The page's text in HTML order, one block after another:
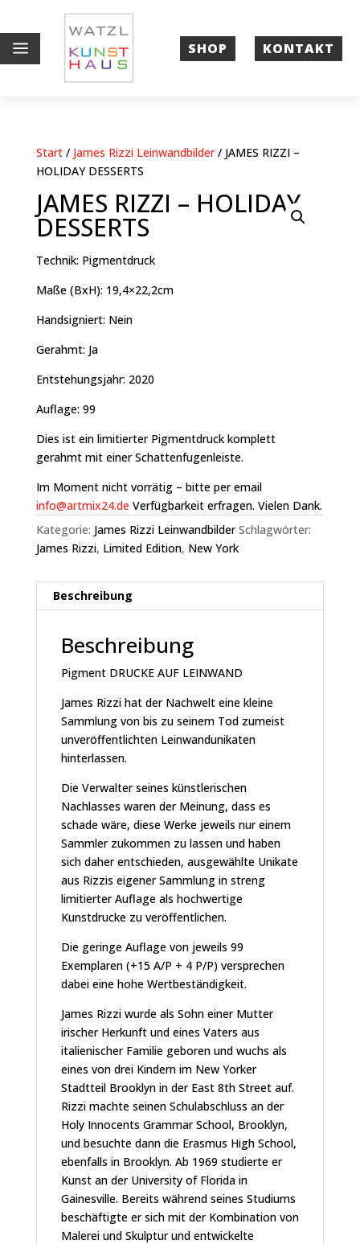
a SHOP KONTAKT
Start/ James Rizzi Leinwandbilder/ JAMES RIZZI –
HOLIDAY DESSERTS
JAMES RIZZI – HOLIDAY
DESSERTS
Technik: Pigmentdruck
Maße (BxH): 19,4×22,2cm
Handsigniert: Nein
Gerahmt: Ja
Entstehungsjahr: 2020
Auflage: 99
Dies ist ein limitierter Pigmentdruck komplett
gerahmt mit einer Schattenfugenleiste.
Im Moment nicht vorrätig – bitte per email
info@artmix24.de Verfügbarkeit erfragen. Vielen Dank.
Kategorie: James Rizzi Leinwandbilder Schlagwörter:
James Rizzi, Limited Edition, New York
Beschreibung
Beschreibung
Pigment DRUCKE AUF LEINWAND
James Rizzi hat der Nachwelt eine kleine
Sammlung von bis zu seinem Tod zumeist
unveröffentlichten Leinwandunikaten
hinterlassen.
Die Verwalter seines künstlerischen
Nachlasses waren der Meinung, dass es
schade wäre, diese Werke jeweils nur einem
Sammler zukommen zu lassen und haben
sich daher entschieden, ausgewählte Unikate
aus Rizzis eigener Sammlung in streng
limitierter Auflage als hochwertige
Kunstdrucke zu veröffentlichen.
Die geringe Auflage von jeweils 99
Exemplaren (+15 A/P + 4 P/P) versprechen
dabei eine hohe Wertbeständigkeit.
James Rizzi wurde als Sohn einer Mutter
irischer Herkunft und eines Vaters aus
italienischer Familie geboren und wuchs als
eines von drei Kindern im New Yorker
Stadtteil Brooklyn in der East 8th Street auf.
Rizzi machte seinen Schulabschluss an der
Holy Innocents Grammar School, Brooklyn,
und besuchte dann die Erasmus High School,
ebenfalls in Brooklyn. Ab 1969 studierte er
Kunst an der University of Florida in
Gainesville. Bereits während seines Studiums
beschäftigte er sich mit der Kombination von
Malerei und Skulptur und entwickelte